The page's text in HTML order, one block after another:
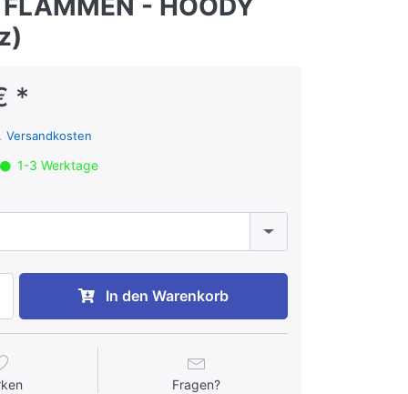
FLAMMEN - HOODY
*
Versandkosten
1-3 Werktage
In den Warenkorb
Fragen?